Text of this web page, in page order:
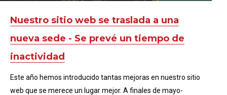
Nuestro sitio web se traslada a una
nueva sede - Se prevé un tiempo de
inactividad
Este año hemos introducido tantas mejoras en nuestro sitio
web que se merece un lugar mejor. A finales de mayo-